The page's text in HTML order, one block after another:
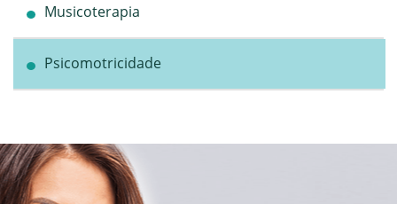
Musicoterapia
Psicomotricidade